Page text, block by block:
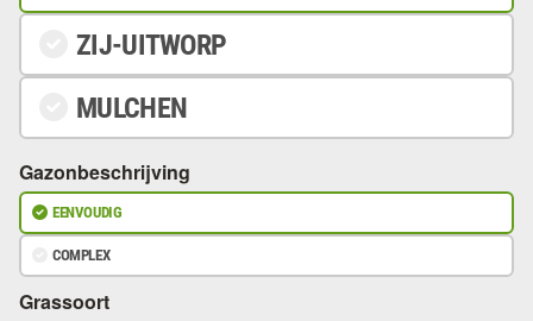
ZIJ-UITWORP
MULCHEN
Gazonbeschrijving
EENVOUDIG
COMPLEX
Grassoort